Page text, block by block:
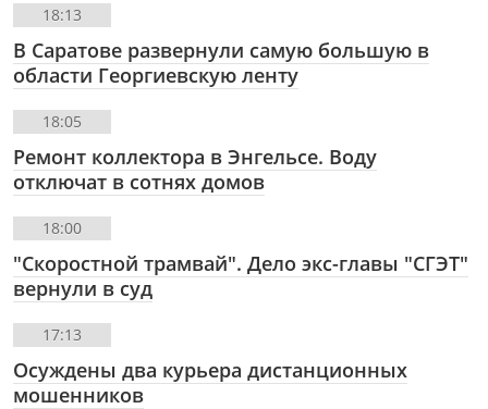
18:13
В Саратове развернули самую большую в
области Георгиевскую ленту
18:05
Ремонт коллектора в Энгельсе. Воду
отключат в сотнях домов
18:00
"Скоростной трамвай". Дело экс-главы "СГЭТ"
вернули в суд
17:13
Осуждены два курьера дистанционных
мошенников